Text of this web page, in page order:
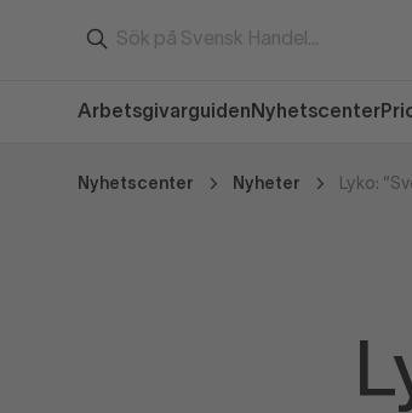
Arbetsgivarguiden Nyhetscenter
Nyhetscenter Nyheter Lyko: